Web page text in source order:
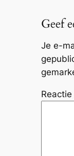
Geef
Je e-
Reactie